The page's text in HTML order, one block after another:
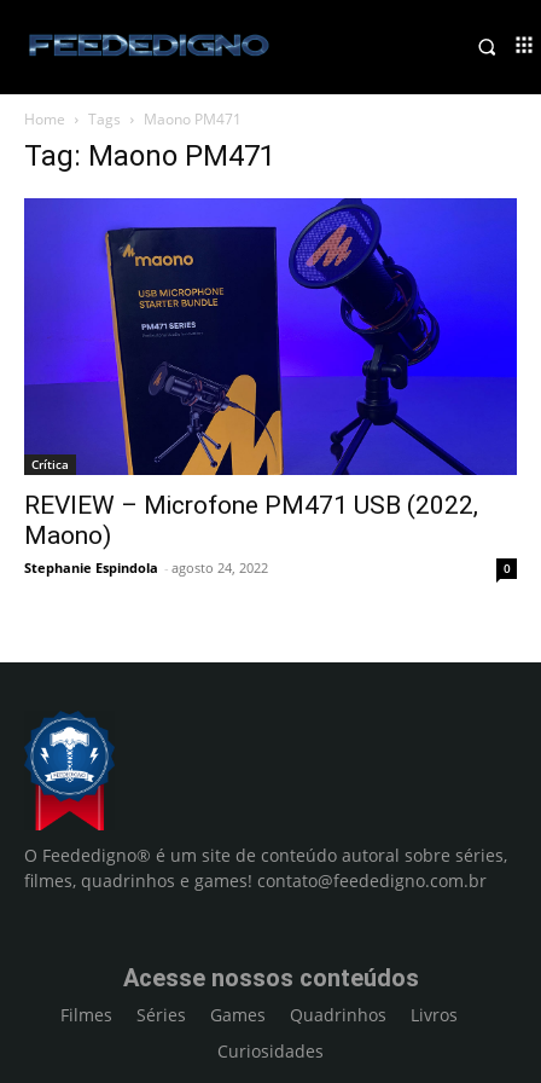
Home Tags Maono PM471
Tag: Maono PM471
Crítica
REVIEW – Microfone PM471 USB (2022,
Maono)
Stephanie Espindola - agosto 24, 2022 0
O Feededigno® é um site de conteúdo autoral sobre séries,
filmes, quadrinhos e games! contato@feededigno.com.br
Acesse nossos conteúdos
Filmes Séries Games Quadrinhos
Livros
Curiosidades